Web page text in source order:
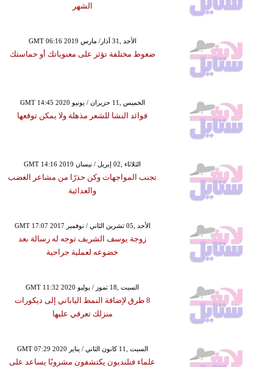
الشهر
GMT 06:16 2019 الأحد ,31 آذار/ مارس
ضغوط مختلفة تؤثر على معنوياتك أو حماستك
GMT 14:45 2020 الخميس ,11 حزيران / يونيو
فوائد النشا للشعر مذهلة ولا يمكن توقعها
GMT 14:16 2019 الثلاثاء ,02 إبريل / نيسان
تجنب المواجهات وكن حذرًا من مشاعر الغضب
والعدائية
GMT 17:07 2017 الأحد ,05 تشرين الثاني / نوفمبر
زوجة يوسف الشريف توجه له رسالة بعد
خضوعه لعملية جراحية
GMT 11:32 2020 السبت ,18 تموز / يوليو
8 طرق لإضافة النمط الياباني إلى ديكورات
منزلك تعرفي عليها
GMT 07:29 2020 السبت ,11 كانون الثاني / يناير
علماء فنلنديون يكتشفون مشروبًا يساعد على